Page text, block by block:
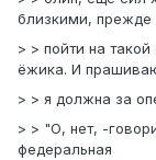
близкими, прежде
> > пойти на
ёжика. И
> > я должна за
> > "О, нет, -
федеральная